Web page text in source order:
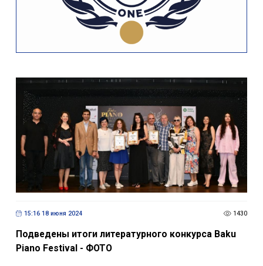
15:16 18 июня 2024 1430
Подведены итоги литературного конкурса Baku
Piano Festival - ФОТО